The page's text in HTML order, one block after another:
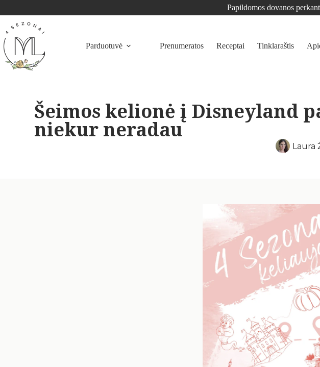
Papildomos dovanos
Parduotuvė Prenumeratos Receptai Tinklaraštis
Šeimos kelionė į Disneyland
niekur neradau
Laura